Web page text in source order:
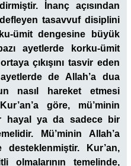
İnanç açısından
tasavvuf disiplini
ümit dengesine büyük
ayetlerde korku-ümit
çıkışını tasvir eden
de Allah’a dua
nasıl hareket etmesi
göre, mü’minin
hayal ya da sadece bir
Mü’minin Allah’a
Kur’an,
olmalarının temelinde,